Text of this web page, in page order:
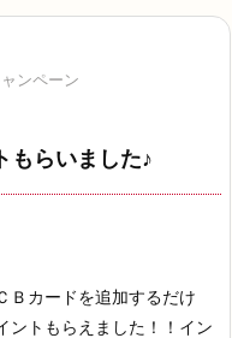

ンペーン
もらいました♪
Ｂカードを追加するだけ
ントもらえました！！ イン